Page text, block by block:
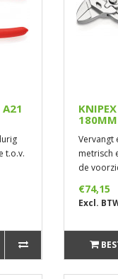
A21
t.o.v.
Vervangt
metrisch
de
€74,15
Excl.